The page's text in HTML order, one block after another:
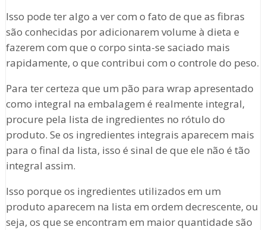
Isso pode ter algo a ver com o fato de que as fibras
são conhecidas por adicionarem volume à dieta e
fazerem com que o corpo sinta-se saciado mais
rapidamente, o que contribui com o controle do peso.
Para ter certeza que um pão para wrap apresentado
como integral na embalagem é realmente integral,
procure pela lista de ingredientes no rótulo do
produto. Se os ingredientes integrais aparecem mais
para o final da lista, isso é sinal de que ele não é tão
integral assim.
Isso porque os ingredientes utilizados em um
produto aparecem na lista em ordem decrescente, ou
seja, os que se encontram em maior quantidade são